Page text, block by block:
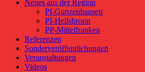
Neues aus der Region
PI-Gunzenhausen
PI-Heilsbronn
PP-Mittelfranken
Referenzen
Sonderveröffentlichungen
Veranstaltungen
Videos